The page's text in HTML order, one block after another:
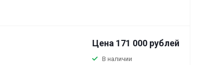
Цена 171 000 рублей
В наличии